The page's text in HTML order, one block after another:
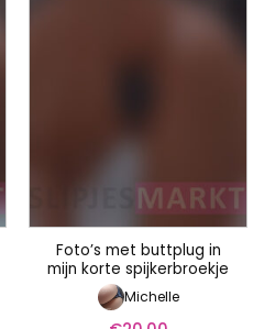
Foto’s met buttplug in
mijn korte spijkerbroekje
Michelle